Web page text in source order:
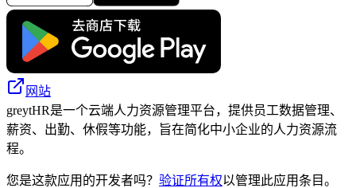
网站
greytHR是一个云端人力资源管理平台，提供员工数据管理、
薪资、出勤、休假等功能，旨在简化中小企业的人力资源流
程。
您是这款应用的开发者吗？ 验证所有权以管理此应用条目。